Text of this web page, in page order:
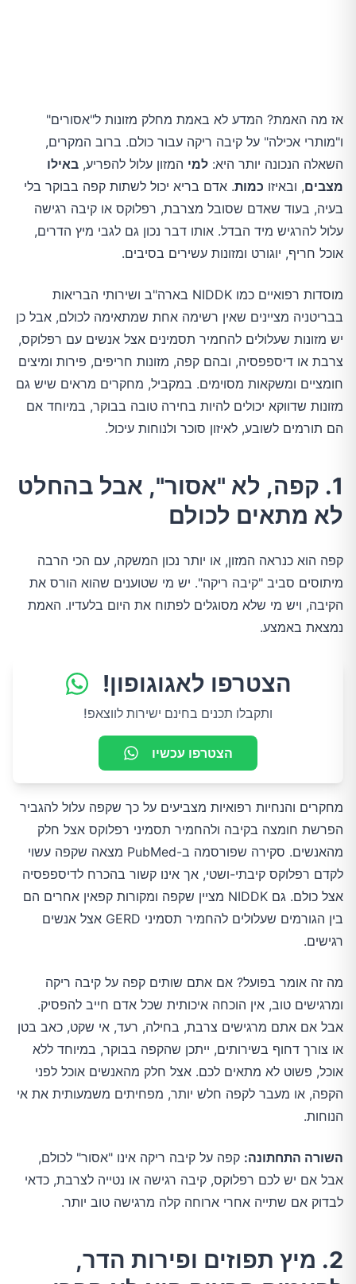
אז מה האמת? המדע לא באמת מחלק מזונות ל"אסורים"
ו"מותרי אכילה" על קיבה ריקה עבור כולם. ברוב המקרים,
השאלה הנכונה יותר היא: למי המזון עלול להפריע, באילו
מצבים, ובאיזו כמות. אדם בריא יכול לשתות קפה בבוקר בלי
בעיה, בעוד שאדם שסובל מצרבת, רפלוקס או קיבה רגישה
עלול להרגיש מיד הבדל. אותו דבר נכון גם לגבי מיץ הדרים,
אוכל חריף, יוגורט ומזונות עשירים בסיבים.
מוסדות רפואיים כמו NIDDK בארה"ב ושירותי הבריאות
בבריטניה מציינים שאין רשימה אחת שמתאימה לכולם, אבל כן
יש מזונות שעלולים להחמיר תסמינים אצל אנשים עם רפלוקס,
צרבת או דיספפסיה, ובהם קפה, מזונות חריפים, פירות ומיצים
חומציים ומשקאות מסוימים. במקביל, מחקרים מראים שיש גם
מזונות שדווקא יכולים להיות בחירה טובה בבוקר, במיוחד אם
הם תורמים לשובע, לאיזון סוכר ולנוחות עיכול.
1. קפה, לא "אסור", אבל בהחלט
לא מתאים לכולם
קפה הוא כנראה המזון, או יותר נכון המשקה, עם הכי הרבה
מיתוסים סביב "קיבה ריקה". יש מי שטוענים שהוא הורס את
הקיבה, ויש מי שלא מסוגלים לפתוח את היום בלעדיו. האמת
נמצאת באמצע.
הצטרפו לאגוגופון!
ותקבלו תכנים בחינם ישירות לווצאפ!
הצטרפו עכשיו
מחקרים והנחיות רפואיות מצביעים על כך שקפה עלול להגביר
הפרשת חומצה בקיבה ולהחמיר תסמיני רפלוקס אצל חלק
מהאנשים. סקירה שפורסמה ב-PubMed מצאה שקפה עשוי
לקדם רפלוקס קיבתי-ושטי, אך אינו קשור בהכרח לדיספפסיה
אצל כולם. גם NIDDK מציין שקפה ומקורות קפאין אחרים הם
בין הגורמים שעלולים להחמיר תסמיני GERD אצל אנשים
רגישים.
מה זה אומר בפועל? אם אתם שותים קפה על קיבה ריקה
ומרגישים טוב, אין הוכחה איכותית שכל אדם חייב להפסיק.
אבל אם אתם מרגישים צרבת, בחילה, רעד, אי שקט, כאב בטן
או צורך דחוף בשירותים, ייתכן שהקפה בבוקר, במיוחד ללא
אוכל, פשוט לא מתאים לכם. אצל חלק מהאנשים אוכל לפני
הקפה, או מעבר לקפה חלש יותר, מפחיתים משמעותית את אי
הנוחות.
השורה התחתונה: קפה על קיבה ריקה אינו "אסור" לכולם,
אבל אם יש לכם רפלוקס, קיבה רגישה או נטייה לצרבת, כדאי
לבדוק אם שתייה אחרי ארוחה קלה מרגישה טוב יותר.
2. מיץ תפוזים ופירות הדר,